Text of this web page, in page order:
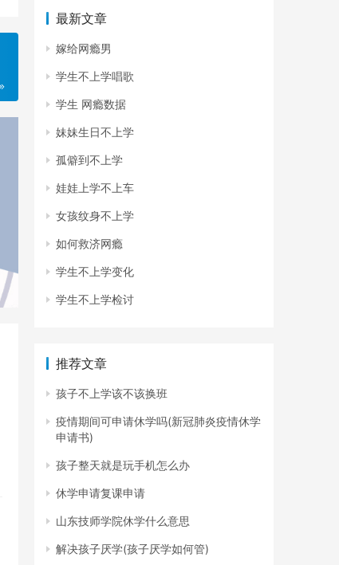
最新文章
嫁给网瘾男
学生不上学唱歌
学生 网瘾数据
妹妹生日不上学
孤僻到不上学
娃娃上学不上车
女孩纹身不上学
如何救济网瘾
学生不上学变化
学生不上学检讨
推荐文章
孩子不上学该不该换班
疫情期间可申请休学吗(新冠肺炎疫情休学
申请书)
孩子整天就是玩手机怎么办
休学申请复课申请
山东技师学院休学什么意思
解决孩子厌学(孩子厌学如何管)